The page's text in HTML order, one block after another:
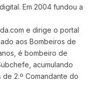
Em 2004 fundou a
e dirige o portal
aos Bombeiros de
é bombeiro de
acumulando
2.º Comandante do